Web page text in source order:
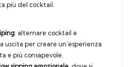
più del cocktail.
: alternare cocktail e
uscita per creare un’esperienza
e più consapevole.